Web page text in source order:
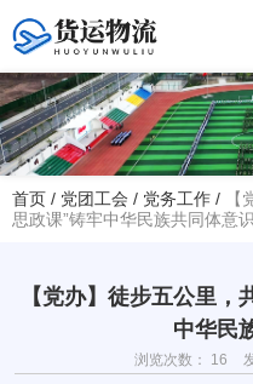
您好！欢迎访问赤峰大学附属中
热
学
赤
首页 / 党团工会 / 党务工作 /
思政课”铸牢中华民族共同体意识
【党办】徒步五公里
中华民
浏览次数： 16